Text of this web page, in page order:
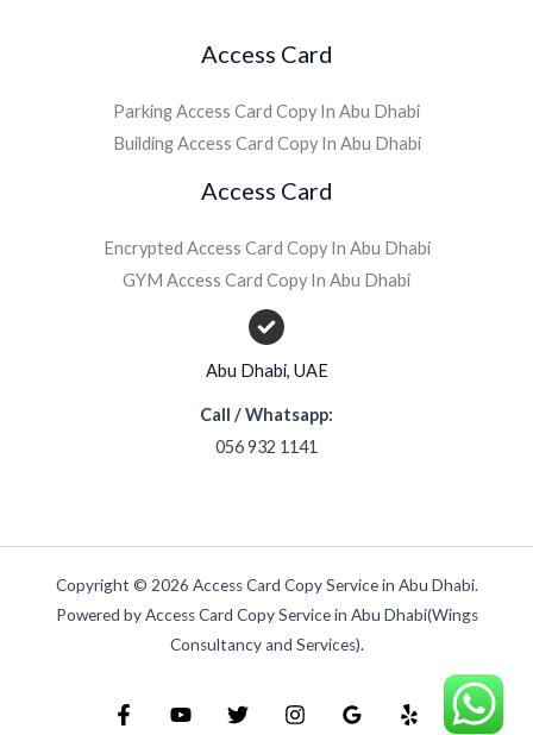
Access Card
Parking Access Card Copy In Abu Dhabi
Building Access Card Copy In Abu Dhabi
Access Card
Encrypted Access Card Copy In Abu Dhabi
GYM Access Card Copy In Abu Dhabi
Abu Dhabi, UAE
Call / Whatsapp:
056 932 1141
Copyright © 2026 Access Card Copy Service in Abu Dhabi.
Powered by Access Card Copy Service in Abu Dhabi(Wings
Consultancy and Services).